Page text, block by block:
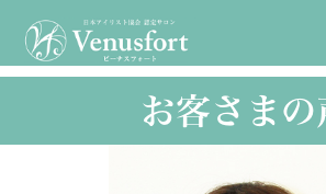
お客さまの